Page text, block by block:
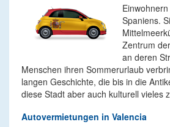
Spaniens.
Zentrum
an deren
Menschen ihren Sommerurlaub
langen Geschichte, die bis in die
diese Stadt aber auch kulturell vieles
Autovermietungen in Valencia